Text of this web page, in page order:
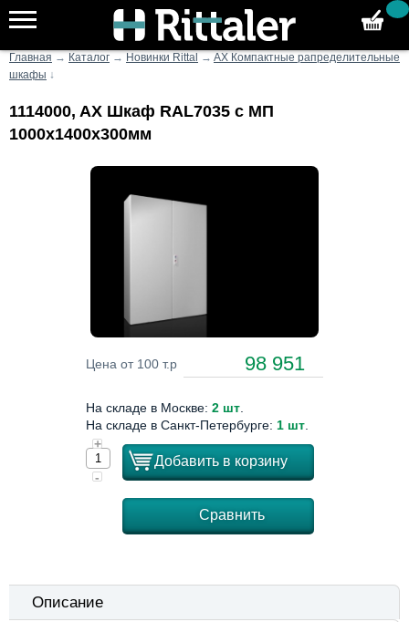
Главная → Каталог → Новинки Rittal → AX Компактные рапределительные
шкафы ↓
1114000, AX Шкаф RAL7035 с МП
1000х1400х300мм
Цена от 100 т.р 98 951
На складе в Москве: 2 шт
На складе в Санкт-Петербурге: 1 шт
+
-
Добавить в корзину
Сравнить
Описание